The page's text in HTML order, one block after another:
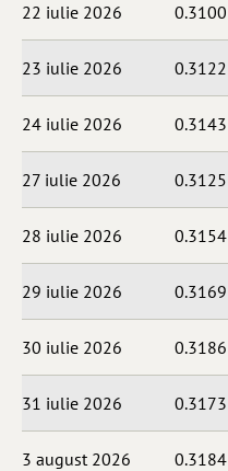
22 iulie 2026 0.3100
23 iulie 2026 0.3122
24 iulie 2026 0.3143
27 iulie 2026 0.3125
28 iulie 2026 0.3154
29 iulie 2026 0.3169
30 iulie 2026 0.3186
31 iulie 2026 0.3173
3 august 2026 0.3184